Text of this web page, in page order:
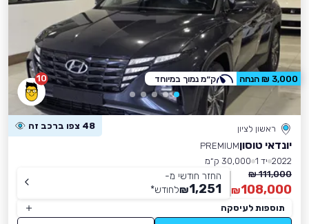
10
ראשון לציון 48 צפו ברכב זה
יונדאי טוסוןPREMIUM
2022 יד 1
30,000 ק״מ
111,000 ₪
108,000
₪
החזר חודשי מ-
1,251
₪לחודש*
תוספות לעיסקה
3,000 ₪ הנחה ק״מ נמוך במיוחד